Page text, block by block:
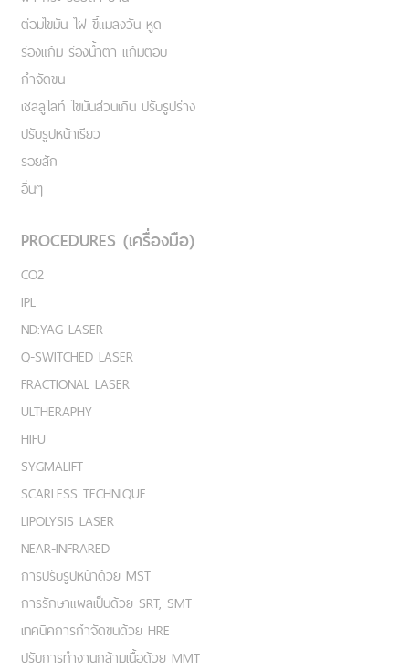
ต่อมไขมัน ไฝ ขี้แมลงวัน หูด
ร่องแก้ม ร่องน้ำตา แก้มตอบ
กำจัดขน
เชลลูไลท์ ไขมันส่วนเกิน ปรับรูปร่าง
ปรับรูปหน้าเรียว
รอยสัก
อื่นๆ
PROCEDURES (เครื่องมือ)
CO2
IPL
ND:YAG LASER
Q-SWITCHED LASER
FRACTIONAL LASER
ULTHERAPHY
HIFU
SYGMALIFT
SCARLESS TECHNIQUE
LIPOLYSIS LASER
NEAR-INFRARED
การปรับรูปหน้าด้วย MST
การรักษาแผลเป็นด้วย SRT, SMT
เทคนิคการกำจัดขนด้วย HRE
ปรับการทำงานกล้ามเนื้อด้วย MMT